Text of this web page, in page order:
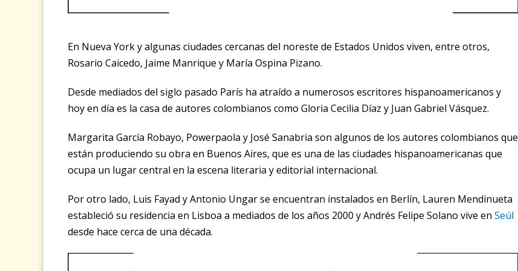
En Nueva York y algunas ciudades cercanas del noreste de Estados Unidos viven, entre otros,
Rosario Caicedo, Jaime Manrique y María Ospina Pizano.
Desde mediados del siglo pasado París ha atraído a numerosos escritores hispanoamericanos y
hoy en día es la casa de autores colombianos como Gloria Cecilia Díaz y Juan Gabriel Vásquez.
Margarita García Robayo, Powerpaola y José Sanabria son algunos de los autores colombianos que
están produciendo su obra en Buenos Aires, que es una de las ciudades hispanoamericanas que
ocupa un lugar central en la escena literaria y editorial internacional.
Por otro lado, Luis Fayad y Antonio Ungar se encuentran instalados en Berlín, Lauren Mendinueta
estableció su residencia en Lisboa a mediados de los años 2000 y Andrés Felipe Solano vive en Seúl
desde hace cerca de una década.